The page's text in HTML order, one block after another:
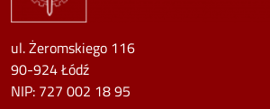
ul. Żeromskiego 116
90-924 Łódź
NIP: 727 002 18 95